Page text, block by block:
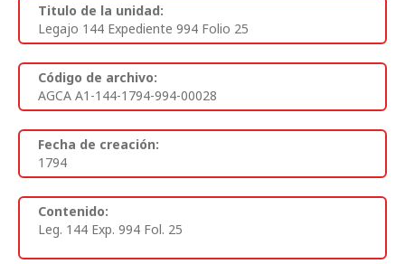
Titulo de la unidad:
Legajo 144 Expediente 994 Folio 25
Código de archivo:
AGCA A1-144-1794-994-00028
Fecha de creación:
1794
Contenido:
Leg. 144 Exp. 994 Fol. 25